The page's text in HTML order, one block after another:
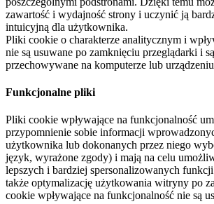
zawartość i wydajność strony i uczynić ją
intuicyjną dla użytkownika.
Pliki cookie o charakterze analitycznym i
nie są usuwane po zamknięciu przeglądarki i
przechowywane na komputerze lub
Funkcjonalne pliki
Pliki cookie wpływające na funkcjonalność
przypomnienie sobie informacji
użytkownika lub dokonanych przez niego
język, wyrażone zgody) i mają na celu
lepszych i bardziej spersonalizowanych
także optymalizację użytkowania witryny po
cookie wpływające na funkcjonalność nie są